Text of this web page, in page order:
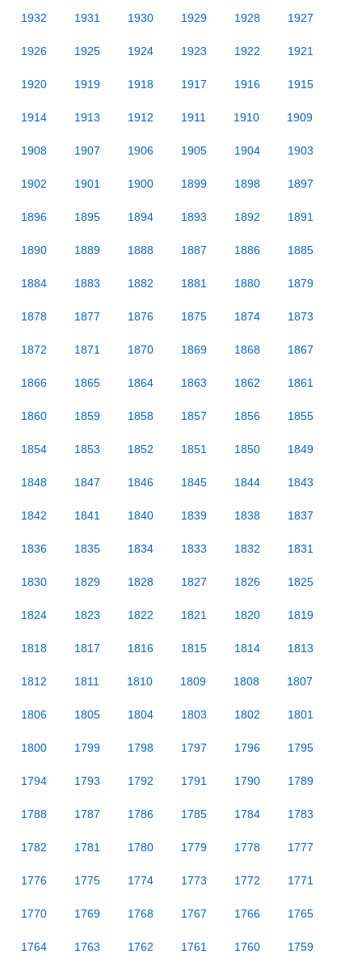
1932 1931 1930 1929 1928 1927
1926 1925 1924 1923 1922 1921
1920 1919 1918 1917 1916 1915
1914 1913 1912 1911 1910 1909
1908 1907 1906 1905 1904 1903
1902 1901 1900 1899 1898 1897
1896 1895 1894 1893 1892 1891
1890 1889 1888 1887 1886 1885
1884 1883 1882 1881 1880 1879
1878 1877 1876 1875 1874 1873
1872 1871 1870 1869 1868 1867
1866 1865 1864 1863 1862 1861
1860 1859 1858 1857 1856 1855
1854 1853 1852 1851 1850 1849
1848 1847 1846 1845 1844 1843
1842 1841 1840 1839 1838 1837
1836 1835 1834 1833 1832 1831
1830 1829 1828 1827 1826 1825
1824 1823 1822 1821 1820 1819
1818 1817 1816 1815 1814 1813
1812 1811 1810 1809 1808 1807
1806 1805 1804 1803 1802 1801
1800 1799 1798 1797 1796 1795
1794 1793 1792 1791 1790 1789
1788 1787 1786 1785 1784 1783
1782 1781 1780 1779 1778 1777
1776 1775 1774 1773 1772 1771
1770 1769 1768 1767 1766 1765
1764 1763 1762 1761 1760 1759